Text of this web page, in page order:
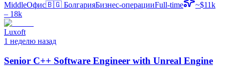
MiddleОфис🇧🇬 БолгарияБизнес-операцииFull-time
~$11k
– 18k
Luxoft
1 неделю назад
Senior C++ Software Engineer with Unreal Engine